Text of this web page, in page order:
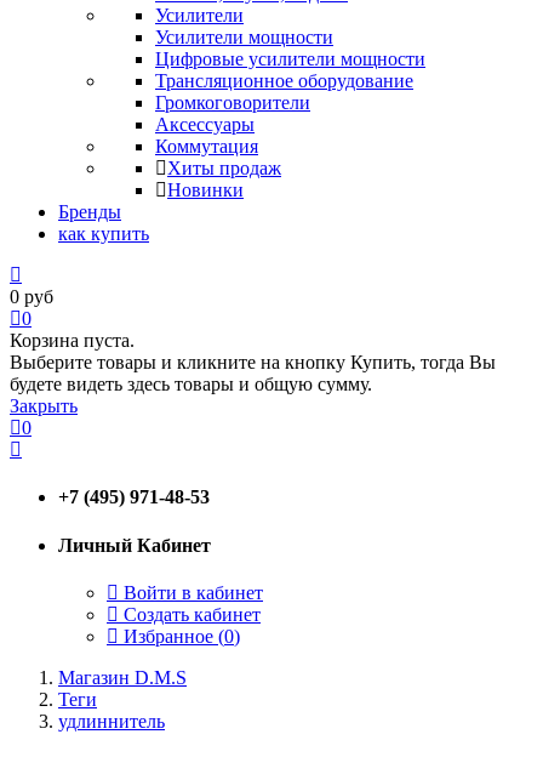
Усилители
Усилители мощности
Цифровые усилители мощности
Трансляционное оборудование
Громкоговорители
Аксессуары
Коммутация
Хиты продаж
Новинки
Бренды
как купить
0 руб
0
Корзина пуста.
Выберите товары и кликните на кнопку Купить, тогда Вы
будете видеть здесь товары и общую сумму.
Закрыть
0
+7 (495) 971-48-53
Личный Кабинет
Войти в кабинет
Создать кабинет
Избранное (0)
Магазин D.M.S
Теги
удлиннитель